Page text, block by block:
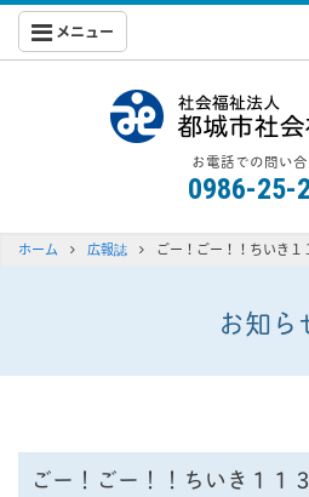
メニュー
お電話での問い
0986-25-
ホーム 広報誌 ごー！ごー！！ちいき１
お知ら
ごー！ごー！！ちいき１１